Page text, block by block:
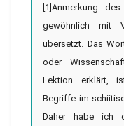
[1]Anmerkung
gewöhnlich mit
übersetzt. Das
oder
Lektion erklärt,
Begriffe im
Daher habe ich